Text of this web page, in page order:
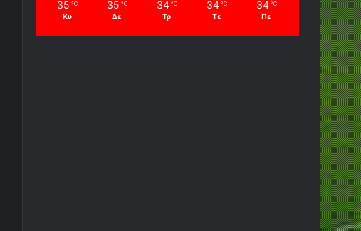
35 ℃
Κυ
35 ℃
Δε
34 ℃
Τρ
34 ℃
Τε
34 ℃
Πε